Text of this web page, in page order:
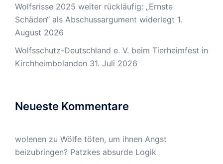
Wolfsrisse 2025 weiter rückläufig: „Ernste
Schäden“ als Abschussargument widerlegt 1.
August 2026
Wolfsschutz-Deutschland e. V. beim Tierheimfest in
Kirchheimbolanden 31. Juli 2026
Neueste Kommentare
wolenen zu Wölfe töten, um ihnen Angst
beizubringen? Patzkes absurde Logik